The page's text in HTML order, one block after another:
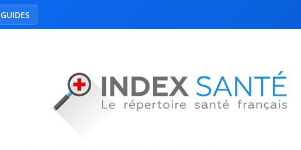
GUIDES